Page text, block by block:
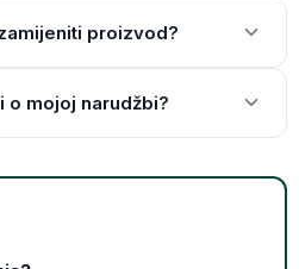
proizvod?
o mojoj narudžbi?